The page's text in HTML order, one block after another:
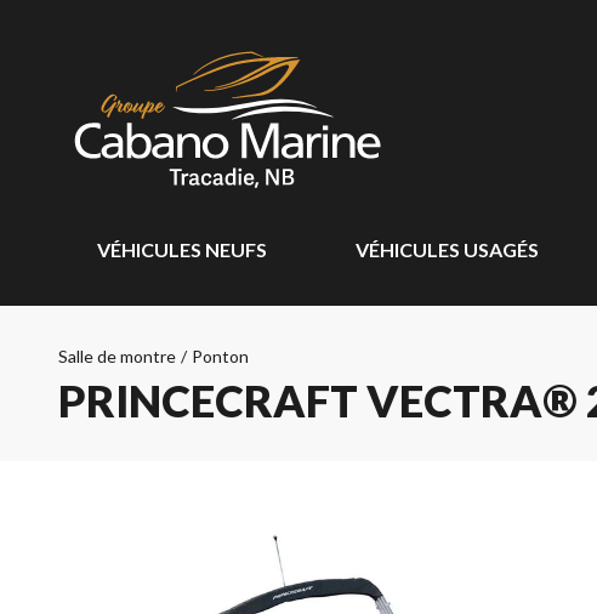
VÉHICULES NEUFS VÉHICULES USAGÉS
Salle de montre / Ponton
PRINCECRAFT VECTRA®